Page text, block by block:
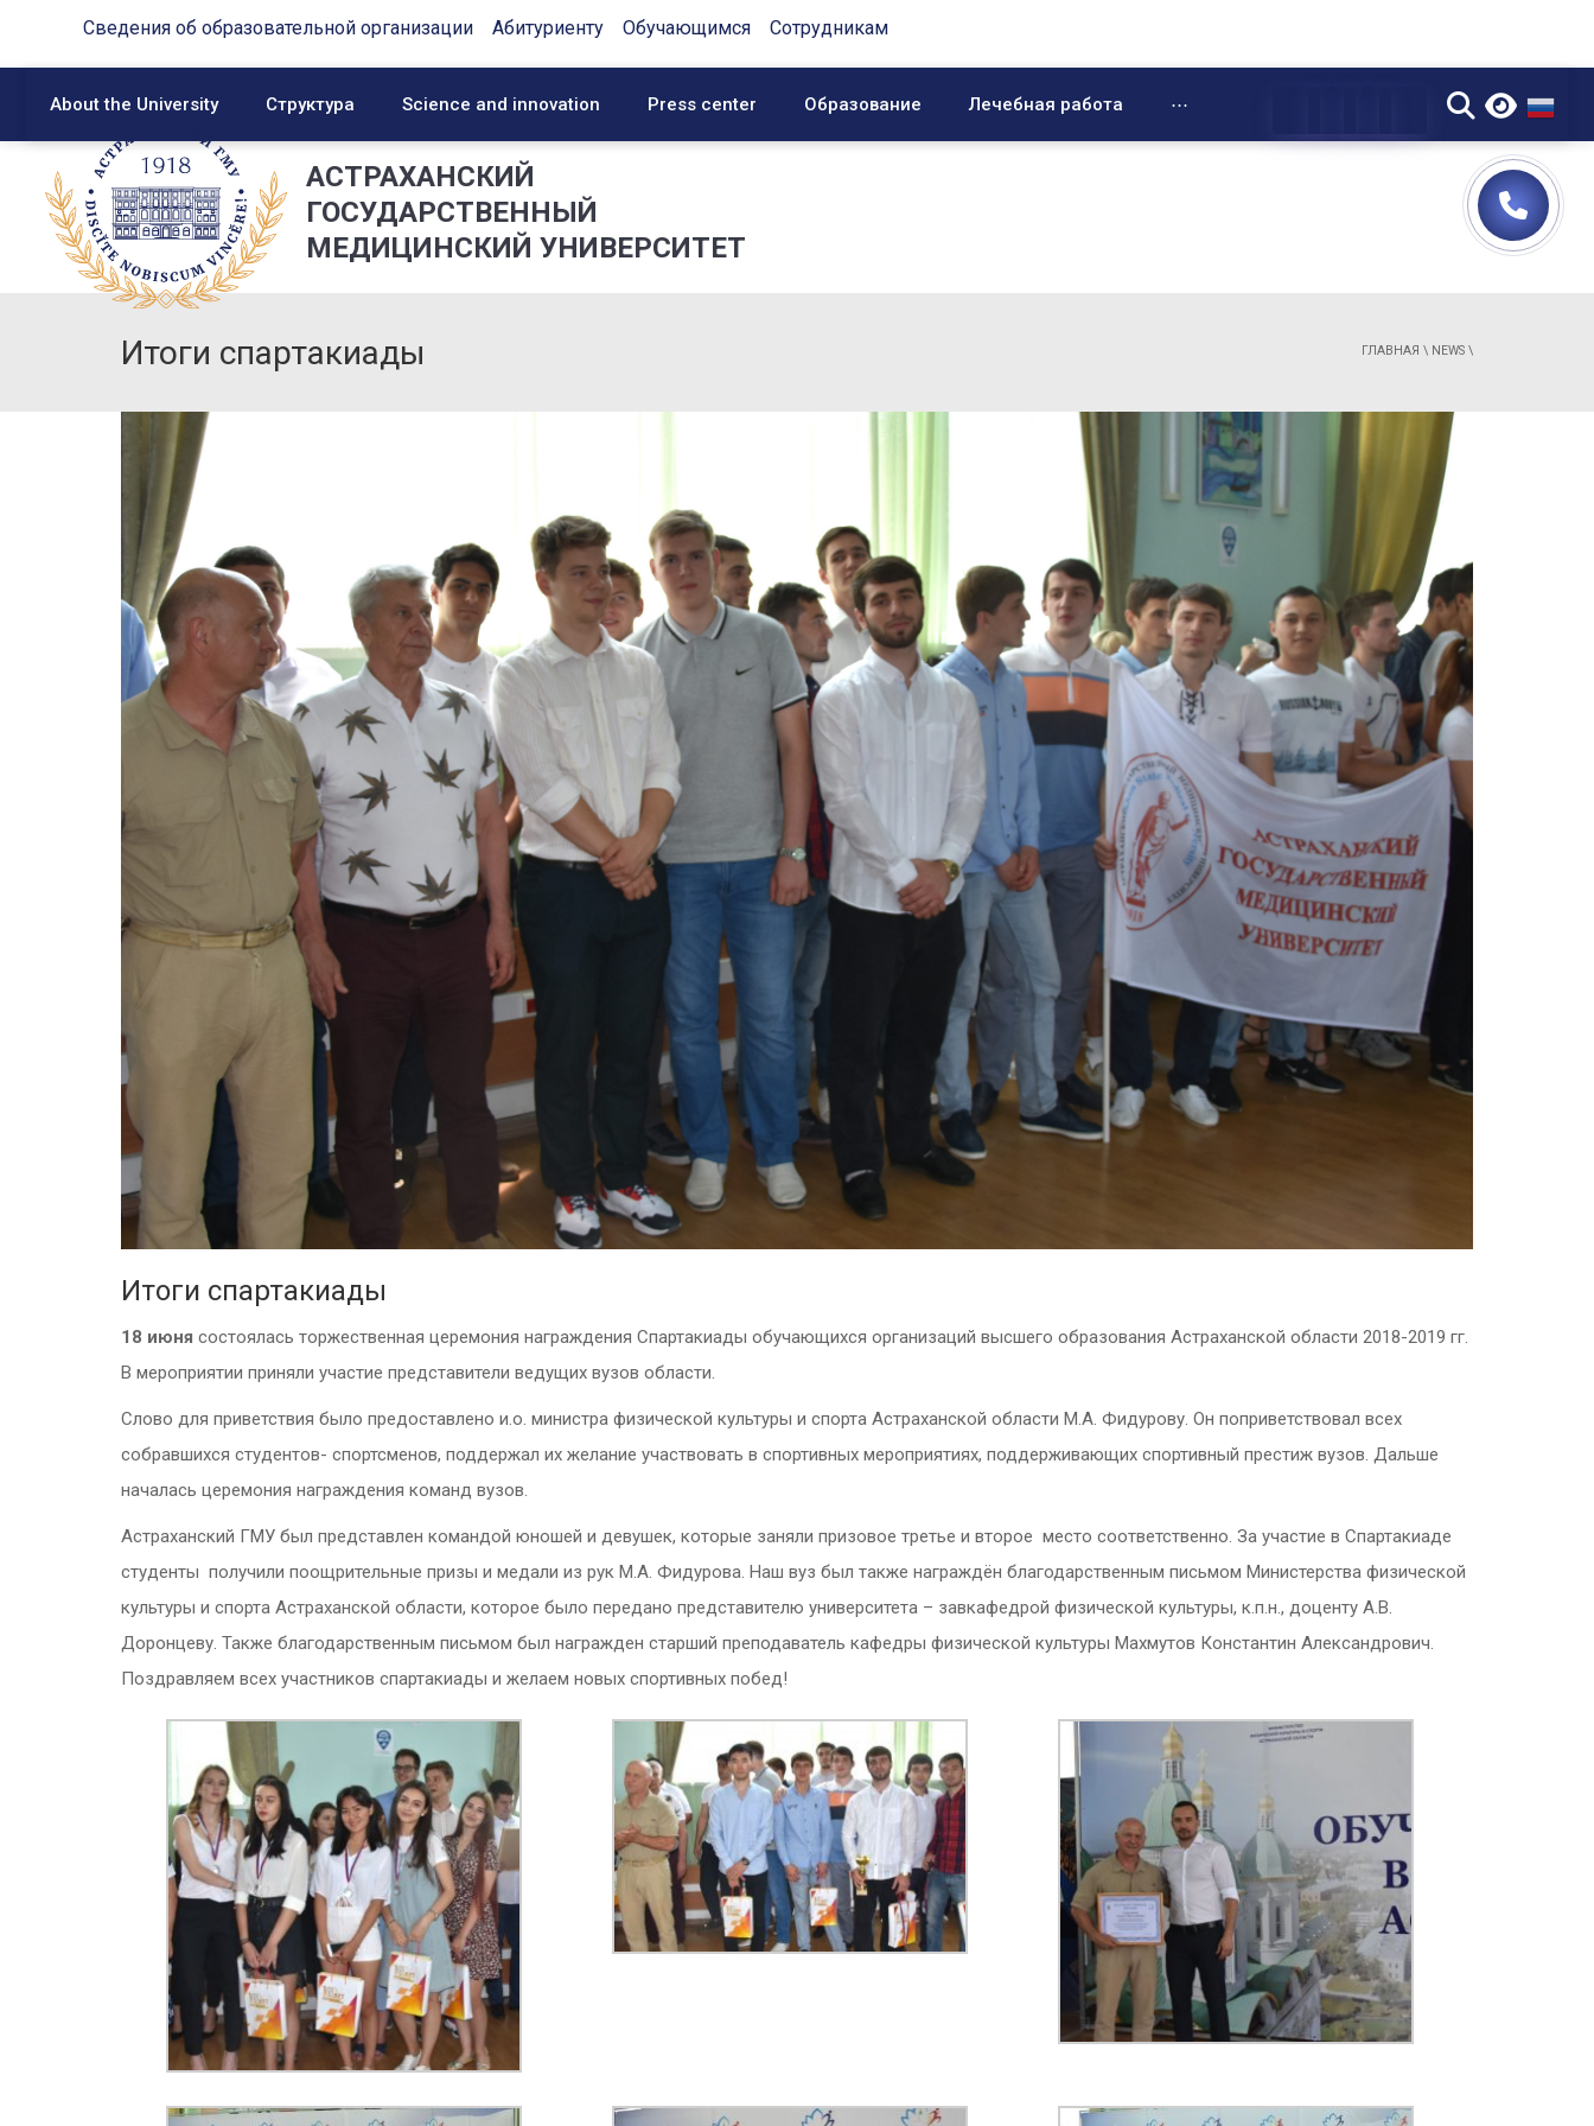
Сведения об образовательной организации Абитуриенту Обучающимся Сотрудникам
About the University Структура Science and innovation Press center Образование Лечебная работа ⋯ ▼
АСТРАХАНСКИЙ
ГОСУДАРСТВЕННЫЙ
МЕДИЦИНСКИЙ УНИВЕРСИТЕТ
Итоги спартакиады ГЛАВНАЯ \ NEWS \
Итоги спартакиады
18 июня состоялась торжественная церемония награждения Спартакиады обучающихся организаций высшего образования Астраханской области 2018-2019 гг.
В мероприятии приняли участие представители ведущих вузов области.
Слово для приветствия было предоставлено и.о. министра физической культуры и спорта Астраханской области М.А. Фидурову. Он поприветствовал всех
собравшихся студентов- спортсменов, поддержал их желание участвовать в спортивных мероприятиях, поддерживающих спортивный престиж вузов. Дальше
началась церемония награждения команд вузов.
Астраханский ГМУ был представлен командой юношей и девушек, которые заняли призовое третье и второе место соответственно. За участие в Спартакиаде
студенты получили поощрительные призы и медали из рук М.А. Фидурова. Наш вуз был также награждён благодарственным письмом Министерства физической
культуры и спорта Астраханской области, которое было передано представителю университета – завкафедрой физической культуры, к.п.н., доценту А.В.
Доронцеву. Также благодарственным письмом был награжден старший преподаватель кафедры физической культуры Махмутов Константин Александрович.
Поздравляем всех участников спартакиады и желаем новых спортивных побед!